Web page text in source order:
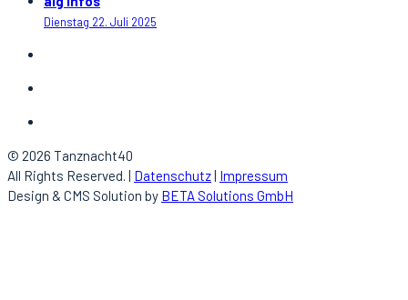
Dienstag 22. Juli 2025
© 2026 Tanznacht40
All Rights Reserved. | Datenschutz| Impressum
Design & CMS Solution by BETA Solutions GmbH